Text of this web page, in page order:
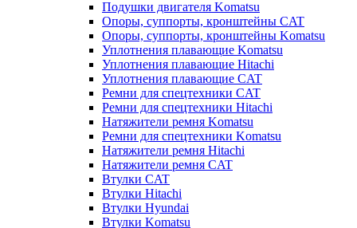
Подушки двигателя Komatsu
Опоры, суппорты, кронштейны CAT
Опоры, суппорты, кронштейны Komatsu
Уплотнения плавающие Komatsu
Уплотнения плавающие Hitachi
Уплотнения плавающие CAT
Ремни для спецтехники CAT
Ремни для спецтехники Hitachi
Натяжители ремня Komatsu
Ремни для спецтехники Komatsu
Натяжители ремня Hitachi
Натяжители ремня CAT
Втулки CAT
Втулки Hitachi
Втулки Hyundai
Втулки Komatsu